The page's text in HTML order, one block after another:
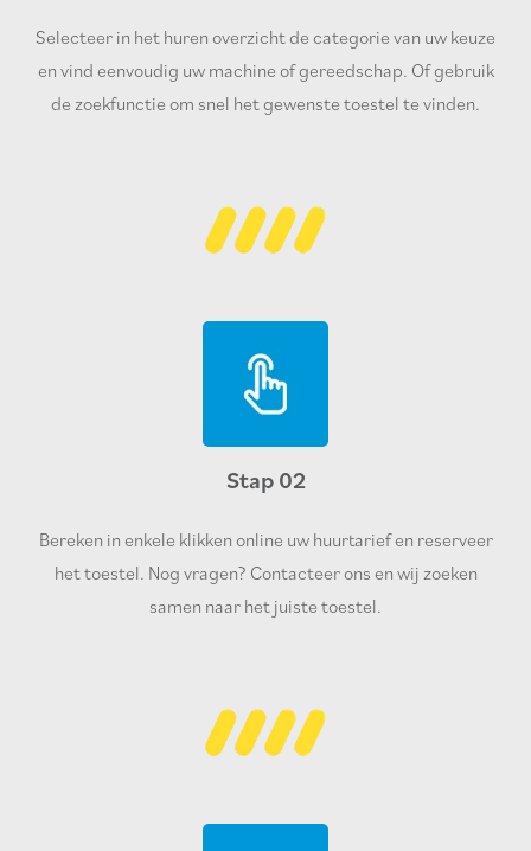
Selecteer in het huren overzicht de categorie van uw keuze
en vind eenvoudig uw machine of gereedschap. Of gebruik
de zoekfunctie om snel het gewenste toestel te vinden.
Stap 02
Bereken in enkele klikken online uw huurtarief en reserveer
het toestel. Nog vragen? Contacteer ons en wij zoeken
samen naar het juiste toestel.